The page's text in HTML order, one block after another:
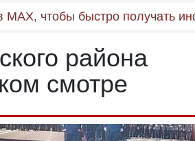
MAX, чтобы быстро получать
района
смотре